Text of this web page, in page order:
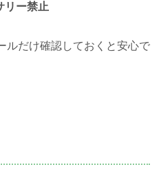
リー禁止
ルだけ確認しておくと安心で